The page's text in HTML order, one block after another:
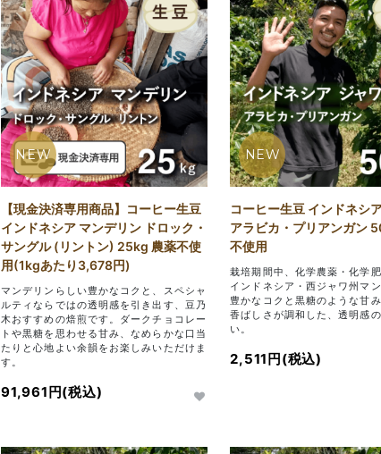
NEW
【現金決済専用商品】コーヒー生豆
インドネシア マンデリン ドロック・
サングル (リントン) 25kg 農薬不使
用(1kgあたり3,678円)
マンデリンらしい豊かなコクと、スペシャ
ルティならではの透明感を引き出す、豆乃
木おすすめの焙煎です。ダークチョコレー
トや黒糖を思わせる甘み、なめらかな口当
たりと心地よい余韻をお楽しみいただけま
す。
91,961円(税込)
NEW
コーヒー生豆 インドネシ
アラビカ・プリアンガン
不使用
栽培期間中、化学農薬・化学
インドネシア・西ジャワ州マン
豊かなコクと黒糖のような甘
香ばしさが調和した、透明感
い。
2,511円(税込)